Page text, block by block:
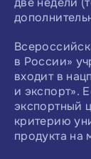
в России»
входит в
и экспорт».
экспортный
критерию
продукта на